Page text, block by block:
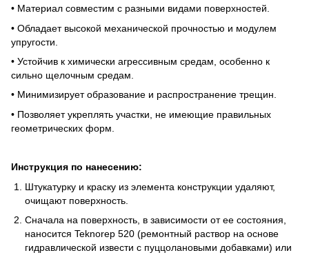
• Материал совместим с разными видами поверхностей.
• Обладает высокой механической прочностью и модулем
упругости.
• Устойчив к химически агрессивным средам, особенно к
сильно щелочным средам.
• Минимизирует образование и распространение трещин.
• Позволяет укреплять участки, не имеющие правильных
геометрических форм.
Инструкция по нанесению:
Штукатурку и краску из элемента конструкции удаляют,
очищают поверхность.
Сначала на поверхность, в зависимости от ее состояния,
наносится Teknorep 520 (ремонтный раствор на основе
гидравлической извести с пуццолановыми добавками) или